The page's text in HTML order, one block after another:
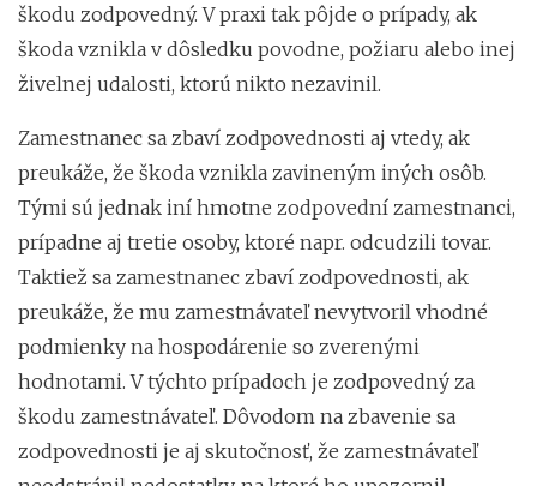
škodu zodpovedný. V praxi tak pôjde o prípady, ak
škoda vznikla v dôsledku povodne, požiaru alebo inej
živelnej udalosti, ktorú nikto nezavinil.
Zamestnanec sa zbaví zodpovednosti aj vtedy, ak
preukáže, že škoda vznikla zavineným iných osôb.
Tými sú jednak iní hmotne zodpovední zamestnanci,
prípadne aj tretie osoby, ktoré napr. odcudzili tovar.
Taktiež sa zamestnanec zbaví zodpovednosti, ak
preukáže, že mu zamestnávateľ nevytvoril vhodné
podmienky na hospodárenie so zverenými
hodnotami. V týchto prípadoch je zodpovedný za
škodu zamestnávateľ. Dôvodom na zbavenie sa
zodpovednosti je aj skutočnosť, že zamestnávateľ